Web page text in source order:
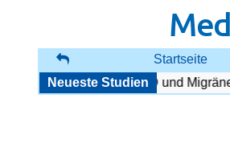
Startseite
Neueste Studien
zwischen COPD und Migräne